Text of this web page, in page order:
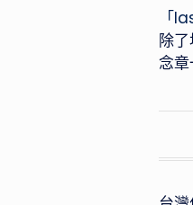
「
除
念章